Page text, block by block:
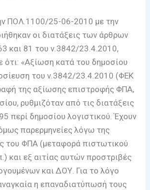
ΠΟΛ.1100/25-06-2010 με την
οι διατάξεις των άρθρων
και 81 του ν.3842/23.4.2010,
ότι: «Αξίωση κατά του δημοσίου
του ν.3842/23.4.2010 (ΦΕΚ
της αξίωσης επιστροφής ΦΠΑ,
ρυθμιζόταν από τις διατάξεις
περί δημοσίου λογιστικού. Έχουν
παρερμηνείες λόγω της
του ΦΠΑ (μεταφορά πιστωτικού
και εξ αιτίας αυτών προστριβές
και ΔΟΥ. Για το λόγο
η επαναδιατύπωσή τους